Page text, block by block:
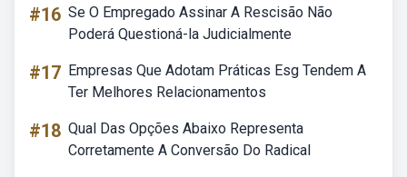
#16 Se O Empregado Assinar A Rescisão Não
Poderá Questioná-la Judicialmente
#17 Empresas Que Adotam Práticas Esg Tendem A
Ter Melhores Relacionamentos
#18 Qual Das Opções Abaixo Representa
Corretamente A Conversão Do Radical